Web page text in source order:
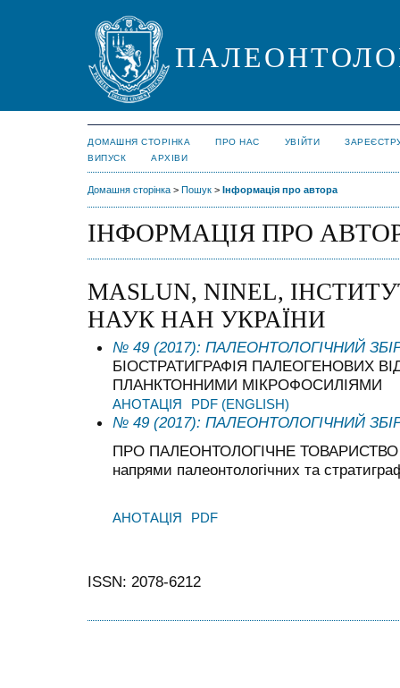
ДОМАШНЯ СТОРІНКА ПРО НАС УВІЙТИ
ВИПУСК
АРХІВИ
Домашня сторінка > Пошук > Інформація про автора
ІНФОРМАЦІЯ ПРО
MASLUN, NINEL,
НАУК НАН УКРАЇНИ
№ 49 (2017): ПАЛЕОНТОЛОГІЧНИЙ
БІОСТРАТИГРАФІЯ ПАЛЕОГЕНОВИХ
ПЛАНКТОННИМИ МІКРОФОСИЛІЯМИ
АНОТАЦІЯ PDF (ENGLISH)
№ 49 (2017): ПАЛЕОНТОЛОГІЧНИЙ
ПРО ПАЛЕОНТОЛОГІЧНЕ ТОВАРИСТВО
напрями палеонтологічних та
АНОТАЦІЯ PDF
ISSN: 2078-6212